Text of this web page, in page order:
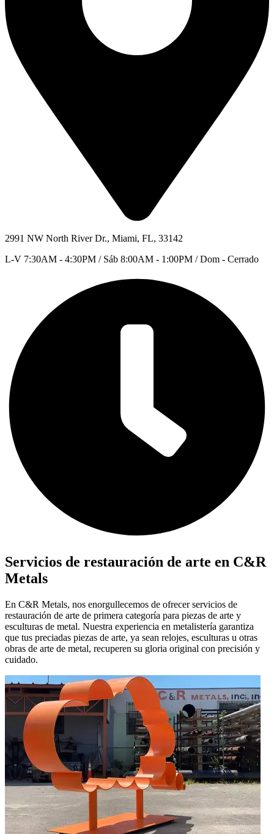
2991 NW North River Dr., Miami, FL, 33142
L-V 7:30AM - 4:30PM / Sáb 8:00AM - 1:00PM / Dom - Cerrado
Servicios de restauración de arte en C&R
Metals
En C&R Metals, nos enorgullecemos de ofrecer servicios de
restauración de arte de primera categoría para piezas de arte y
esculturas de metal. Nuestra experiencia en metalistería garantiza
que tus preciadas piezas de arte, ya sean relojes, esculturas u otras
obras de arte de metal, recuperen su gloria original con precisión y
cuidado.